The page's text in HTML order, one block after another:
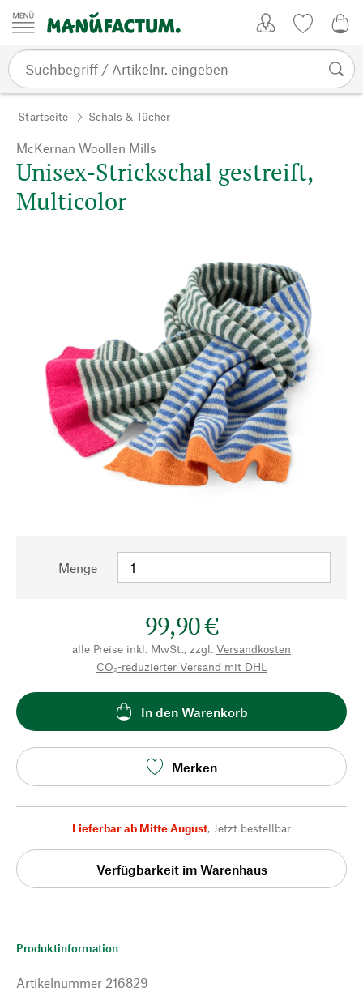
Zum Inhalt springen
Startseite Schals & Tücher
McKernan Woollen Mills
Unisex-Strickschal gestreift,
Multicolor
Menge
99,90 €
alle Preise inkl. MwSt., zzgl. Versandkosten
CO₂-reduzierter Versand mit DHL
In den Warenkorb
Merken
Lieferbar ab Mitte August, Jetzt bestellbar
Verfügbarkeit im Warenhaus
Produktinformation
Artikelnummer 216829